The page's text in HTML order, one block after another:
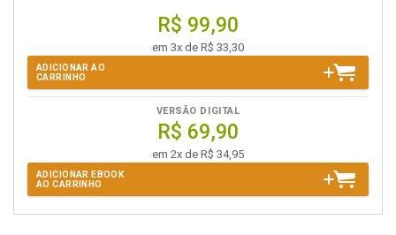
R$ 99,90
em 3x de R$ 33,30
ADICIONAR AO
CARRINHO
VERSÃO DIGITAL
R$ 69,90
em 2x de R$ 34,95
ADICIONAR EBOOK
AO CARRINHO